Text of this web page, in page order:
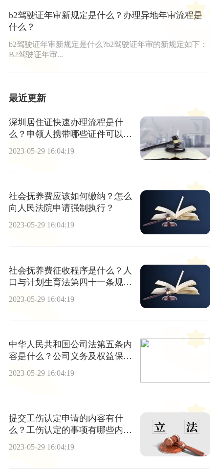
b2驾驶证年审新规定是什么？办理异地年审流程是
什么？
b2驾驶证年审新规定是什么?b2驾驶证年审的新规定如下：
B2驾驶证年审...
最近更新
深圳居住证快速办理流程是什
么？申领人携带哪些证件可以办
2023-05-29 16:04:19
社会抚养费应该如何缴纳？怎么
向人民法院申请强制执行？
2023-05-29 16:04:19
社会抚养费征收程序是什么？人
口与计划生育法第四十一条规定
2023-05-29 16:04:19
中华人民共和国公司法第五条内
容是什么？公司义务及权益保护
2023-05-29 16:04:19
提交工伤认定申请的内容有什
么？工伤认定的事项有哪些内
容？
2023-05-29 16:04:19